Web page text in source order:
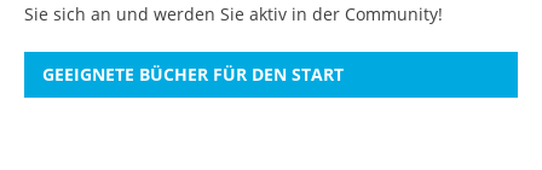
Sie sich an und werden Sie aktiv in der Community!
GEEIGNETE BÜCHER FÜR DEN START